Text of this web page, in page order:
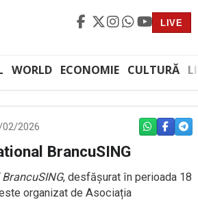
LIVE
WORLD ECONOMIE CULTURĂ
2026 WHATSAPP
BrancuSING
, desfășurat în perioada 18
organizat de Asociația